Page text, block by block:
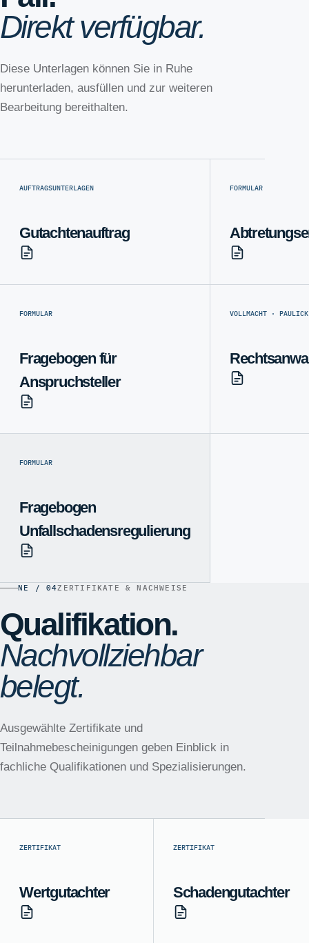
Direkt verfügbar.
Diese Unterlagen können Sie in Ruhe
herunterladen, ausfüllen und zur weiteren
Bearbeitung bereithalten.
AUFTRAGSUNTERLAGEN
Gutachtenauftrag
FORMULAR
FORMULAR
Fragebogen für
Anspruchsteller
VOLLMACHT · PAULICK
FORMULAR
Fragebogen
Unfallschadensregulierung
NE / 04ZERTIFIKATE & NACHWEISE
Qualifikation.
Nachvollziehbar
belegt.
Ausgewählte Zertifikate und
Teilnahmebescheinigungen geben Einblick in
fachliche Qualifikationen und Spezialisierungen.
ZERTIFIKAT
Wertgutachter
ZERTIFIKAT
Schadengutachter